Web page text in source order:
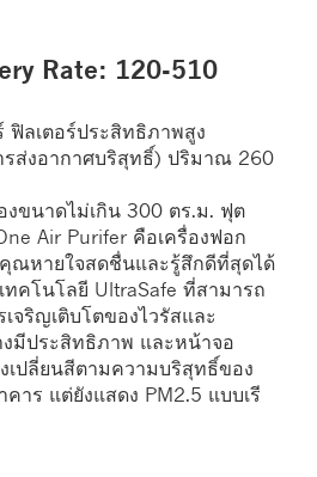
Rate: 120-510
ฟิลเตอร์ประสิทธิภาพสูง
รส่งอากาศบริสุทธิ์) ปริมาณ 260
งขนาดไม่เกิน 300 ตร.ม. ฟุต
Air Purifer คือเครื่องฟอก
ณหายใจสดชื่นและรู้สึกดีที่สุดได้
คโนโลยี UltraSafe ที่สามารถ
จริญเติบโตของไวรัสและ
งมีประสิทธิภาพ และหน้าจอ
เปลี่ยนสีตามความบริสุทธิ์ของ
าร แต่ยังแสดง PM2.5 แบบเรี